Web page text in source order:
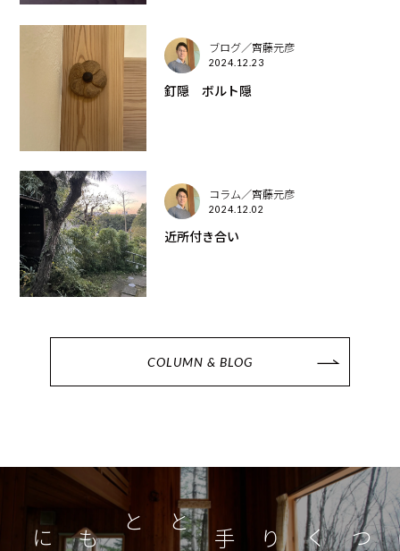
ブログ／齊藤元彦
2024.12.23
釘隠 ボルト隠
コラム／齊藤元彦
2024.12.02
近所付き合い
COLUMN & BLOG
つくり手とともに